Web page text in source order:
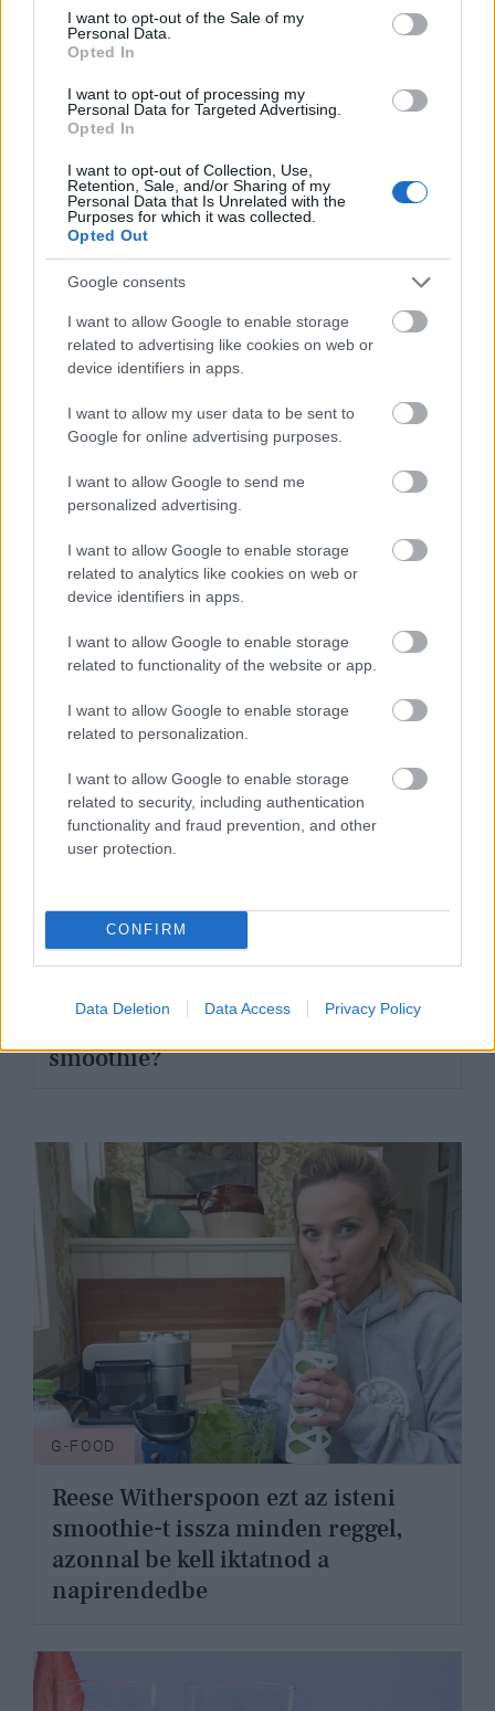
consent section.
I want to opt-out of the Sale of my
Personal Data.
Opted In
I want to opt-out of processing my
Personal Data for Targeted Advertising.
Opted In
I want to opt-out of Collection, Use,
Retention, Sale, and/or Sharing of my
Personal Data that Is Unrelated with the
Purposes for which it was collected.
Opted Out
Google consents
I want to allow Google to enable storage
related to advertising like cookies on web or
device identifiers in apps.
I want to allow my user data to be sent to
Google for online advertising purposes.
I want to allow Google to send me
personalized advertising.
I want to allow Google to enable storage
related to analytics like cookies on web or
device identifiers in apps.
I want to allow Google to enable storage
related to functionality of the website or app.
I want to allow Google to enable storage
related to personalization.
I want to allow Google to enable storage
related to security, including authentication
functionality and fraud prevention, and other
user protection.
CONFIRM
Data Deletion Data Access Privacy Policy
Tökéletes nyárindító ez a pazar,
egzotikus smoothie
G-FOOD
Két mennyei smoothie, ami
biztosan feldobja minden napodat
Maradj lendületben! Jöhet egy finom
smoothie?
G-FOOD
Reese Witherspoon ezt az isteni
smoothie-t issza minden reggel,
azonnal be kell iktatnod a
napirendedbe